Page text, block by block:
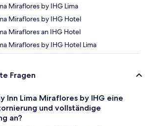
Miraflores by IHG Lima
Miraflores by IHG Hotel
Miraflores an IHG Hotel
Miraflores by IHG Hotel Lima
Fragen
Inn Lima Miraflores by IHG eine
und vollständige
an?